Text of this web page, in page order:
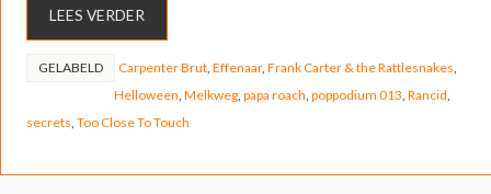
LEES VERDER
GELABELD Carpenter Brut, Effenaar, Frank Carter & the Rattlesnakes
Helloween Melkweg, papa roach poppodium 013 Rancid
secrets Too Close To Touch